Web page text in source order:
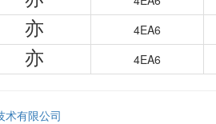
亦
4EA6
亦 4EA6
术有限公司